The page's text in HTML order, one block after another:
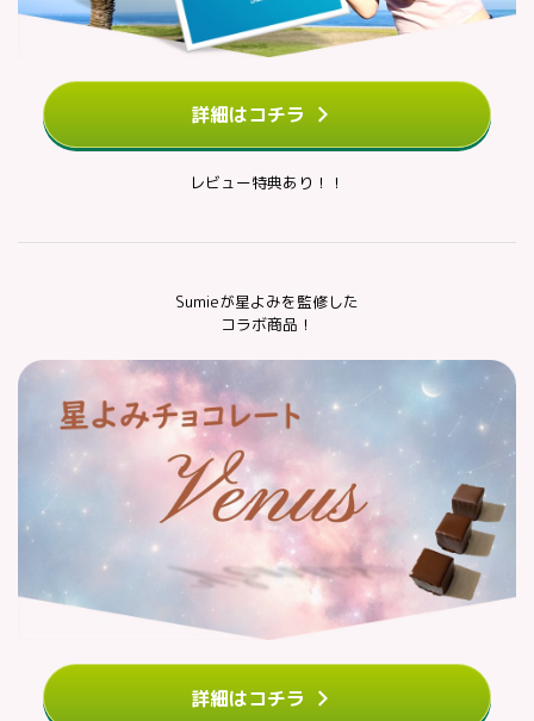
詳細はコチラ
レビュー特典あり！！
Sumieが星よみを監修した
コラボ商品！
詳細はコチラ